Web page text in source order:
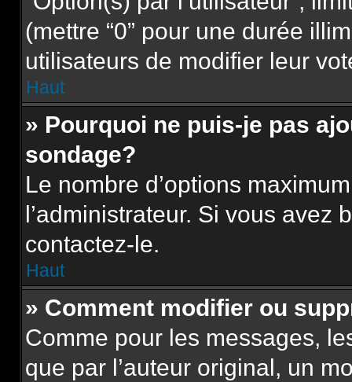
(mettre “0” pour une durée
utilisateurs de modifier leur
Haut
» Pourquoi ne puis-je pas
sondage?
Le nombre d’options
l’administrateur. Si vous avez
contactez-le.
Haut
» Comment modifier ou
Comme pour les messages,
que par l’auteur original, un